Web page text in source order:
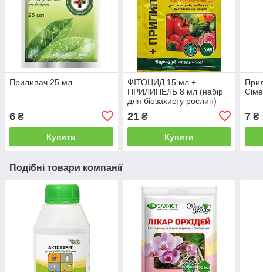
Прилипач 25 мл
6 ₴
Купити
ФІТОЦИД 15 мл +
ПРИЛИПЕЛЬ 8 мл (набір
для біозахисту рослин)
21₴
Купити
7 ₴
Подібні товари компанії